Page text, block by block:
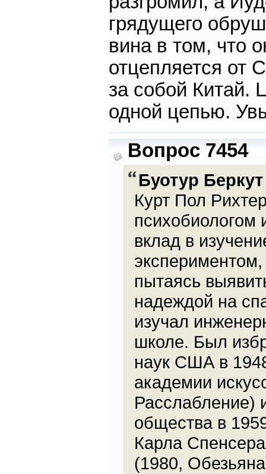
грядущего
вина в том, что
отцепляется от
за собой Китай.
одной цепью.
Вопрос 7454
Буотур Беркут
Курт Пол
психобиологом
вклад в
пытаясь
надеждой на
изучал
школе. Был
наук США в
академии
Расслабление)
общества в
Карла
(1980,